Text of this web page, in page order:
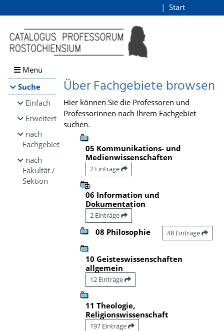
Browsen
direkt zum Inhalt
Start
Menü
Suche
Einfach
Erweitert
nach
Fachgebiet
nach
Fakultät /
Sektion
Über Fachgebiete browsen
Hier können Sie die Professoren und
Professorinnen nach Ihrem Fachgebiet
suchen.
05 Kommunikations- und
Medienwissenschaften
2 Einträge
06 Information und
Dokumentation
2 Einträge
08 Philosophie 48 Einträge
10 Geisteswissenschaften
allgemein
12 Einträge
11 Theologie,
Religionswissenschaft
197 Einträge